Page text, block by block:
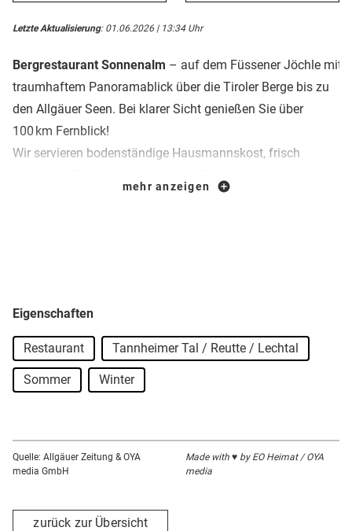
Letzte Aktualisierung: 01.06.2026 | 13:34 Uhr
Bergrestaurant Sonnenalm – auf dem Füssener Jöchle mit
traumhaftem Panoramablick über die Tiroler Berge bis zu
den Allgäuer Seen. Bei klarer Sicht genießen Sie über
100 km Fernblick!
Wir servieren bodenständige Hausmannskost, frisch
Bequem erreichbar mit der barrierefreien 8er-Gondel ab
mehr anzeigen
Eigenschaften
Restaurant Tannheimer Tal / Reutte / Lechtal
Sommer Winter
Quelle: Allgäuer Zeitung & OYA
media GmbH
Made with ♥ by EO Heimat / OYA
media
zurück zur Übersicht